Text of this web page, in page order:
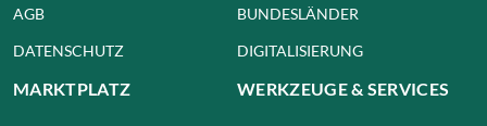
AGB
DATENSCHUTZ
BUNDESLÄNDER
DIGITALISIERUNG
MARKTPLATZ WERKZEUGE & SERVICES